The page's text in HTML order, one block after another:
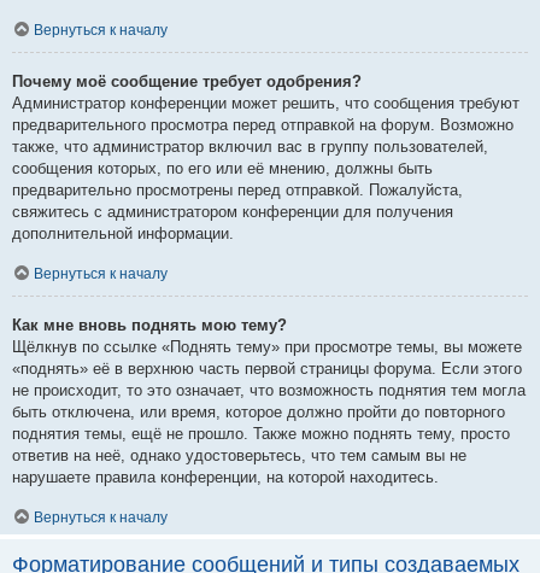
Вернуться к началу
Почему моё сообщение требует одобрения?
Администратор конференции может решить, что сообщения требуют
предварительного просмотра перед отправкой на форум. Возможно
также, что администратор включил вас в группу пользователей,
сообщения которых, по его или её мнению, должны быть
предварительно просмотрены перед отправкой. Пожалуйста,
свяжитесь с администратором конференции для получения
дополнительной информации.
Вернуться к началу
Как мне вновь поднять мою тему?
Щёлкнув по ссылке «Поднять тему» при просмотре темы, вы можете
«поднять» её в верхнюю часть первой страницы форума. Если этого
не происходит, то это означает, что возможность поднятия тем могла
быть отключена, или время, которое должно пройти до повторного
поднятия темы, ещё не прошло. Также можно поднять тему, просто
ответив на неё, однако удостоверьтесь, что тем самым вы не
нарушаете правила конференции, на которой находитесь.
Вернуться к началу
Форматирование сообщений и типы создаваемых